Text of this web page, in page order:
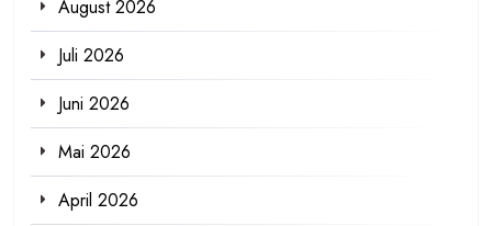
August 2026
Juli 2026
Juni 2026
Mai 2026
April 2026